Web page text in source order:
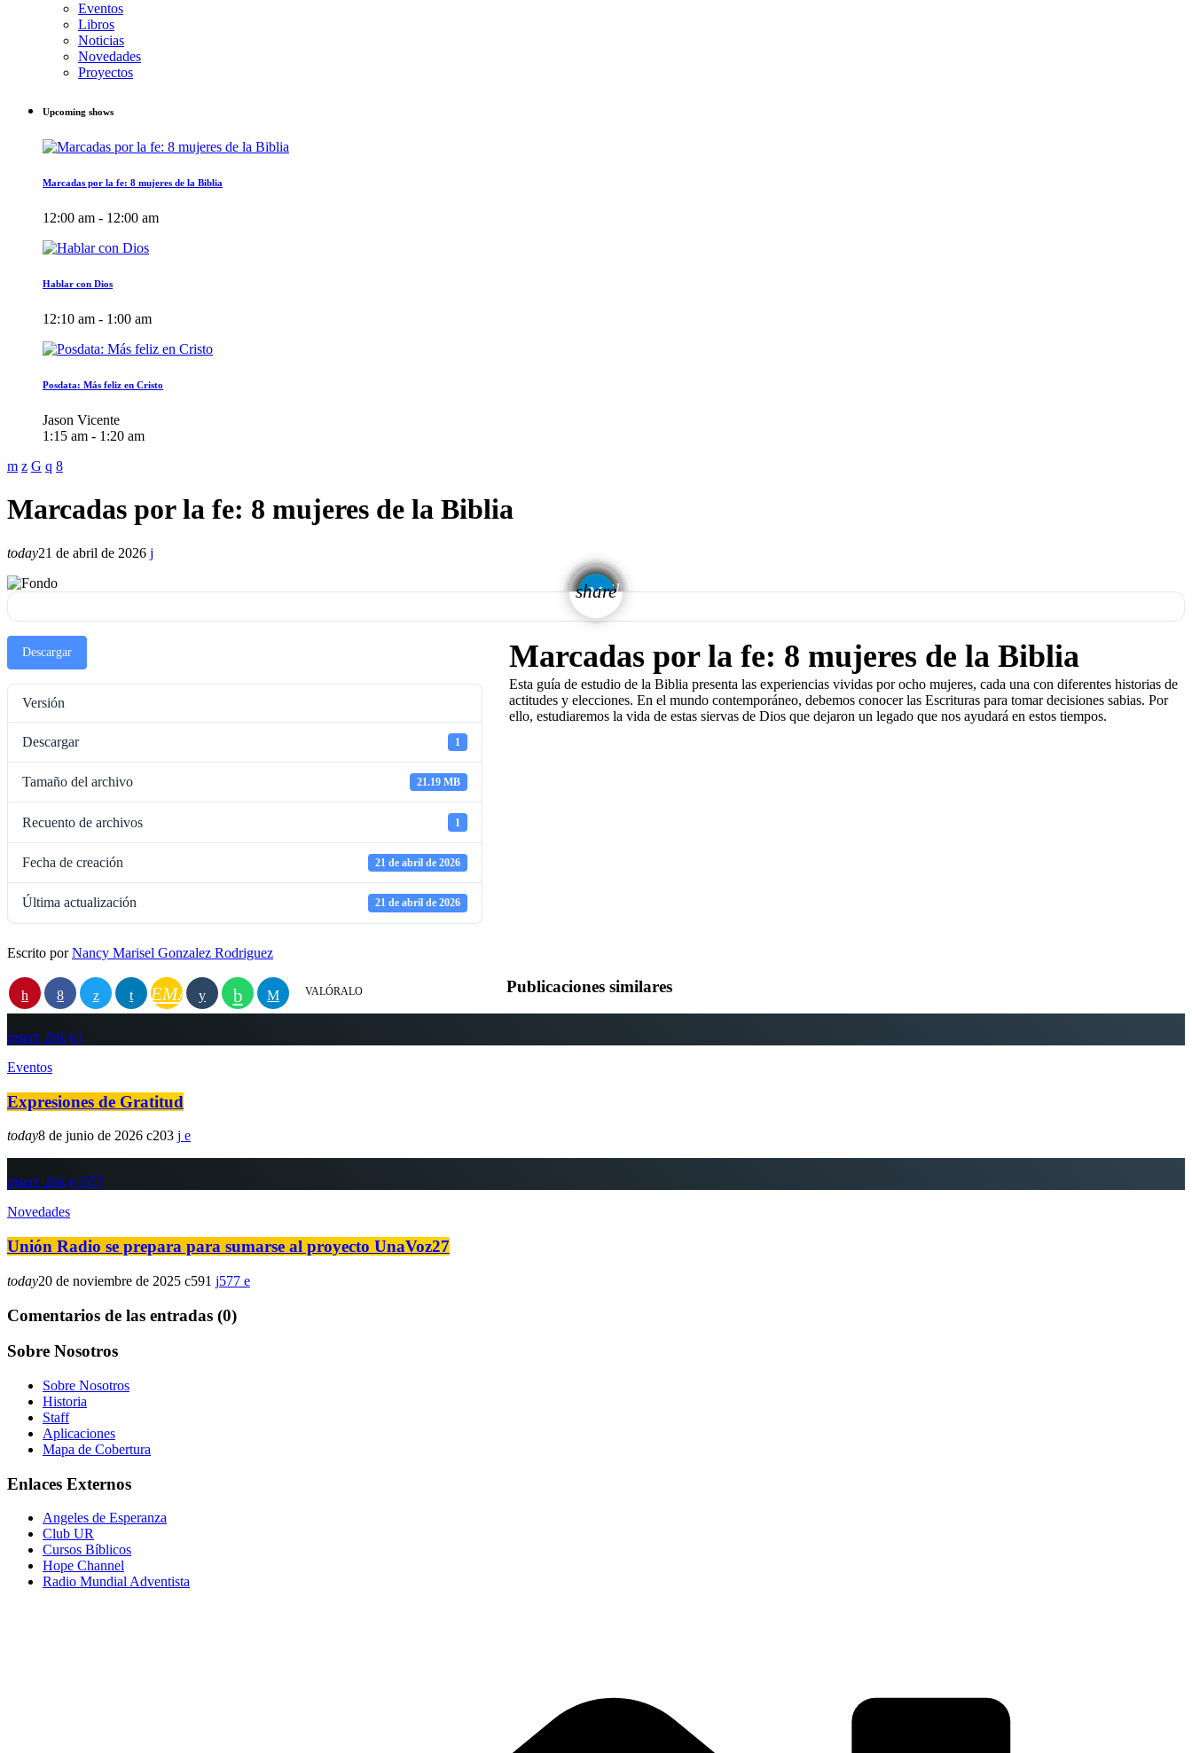
Eventos
Libros
Noticias
Novedades
Proyectos
Upcoming shows
Marcadas por la fe: 8 mujeres de la Biblia
12:00 am - 12:00 am
Hablar con Dios
12:10 am - 1:00 am
Posdata: Más feliz en Cristo
Jason Vicente
1:15 am - 1:20 am
Marcadas por la fe: 8 mujeres de la Biblia
today21 de abril de 2026
share
email
Descargar
Versión
Descargar 1
Tamaño del archivo 21.19 MB
Recuento de archivos 1
Fecha de creación 21 de abril de 2026
Última actualización 21 de abril de 2026
Marcadas por la fe: 8 mujeres de la Biblia
Esta guía de estudio de la Biblia presenta las experiencias vividas por ocho mujeres, cada una con diferentes historias de
actitudes y elecciones. En el mundo contemporáneo, debemos conocer las Escrituras para tomar decisiones sabias. Por
ello, estudiaremos la vida de estas siervas de Dios que dejaron un legado que nos ayudará en estos tiempos.
Escrito porNancy Marisel Gonzalez Rodriguez
EMAIL VALÓRALO Publicaciones similares
insert_link
Eventos
Expresiones de Gratitud
today8 de junio de 2026 203
insert_link
577
Novedades
Unión Radio se prepara para sumarse al proyecto UnaVoz27
today20 de noviembre de 2025 591 577
Comentarios de las entradas (0)
Sobre Nosotros
Sobre Nosotros
Historia
Staff
Aplicaciones
Mapa de Cobertura
Enlaces Externos
Angeles de Esperanza
Club UR
Cursos Bíblicos
Hope Channel
Radio Mundial Adventista